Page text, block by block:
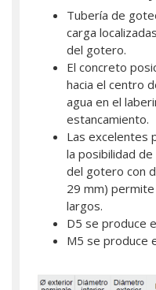
Tubería de
carga
del gotero.
El concreto
hacia el centro
agua en el
estancamiento.
Las excelentes
la posibilidad
del gotero con
29 mm)
largos.
D5 se produce
M5 se produce